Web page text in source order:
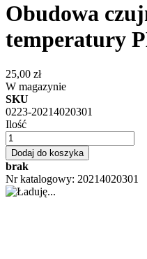
Obudowa
temperatury
25,00 zł
W magazynie
SKU
0223-20214020301
Ilość
Dodaj do koszyka
brak
Nr katalogowy: 20214020301